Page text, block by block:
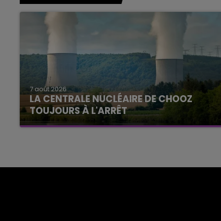
7 août 2026
LA CENTRALE NUCLÉAIRE DE CHOOZ
TOUJOURS À L'ARRÊT
Cela fait déjà une semaine que la centrale